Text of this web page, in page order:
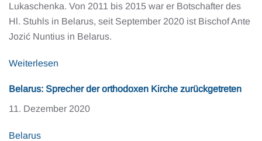
Lukaschenka. Von 2011 bis 2015 war er Botschafter des
Hl. Stuhls in Belarus, seit September 2020 ist Bischof Ante
Jozić Nuntius in Belarus.
Weiterlesen
Belarus: Sprecher der orthodoxen Kirche zurückgetreten
11. Dezember 2020
Belarus